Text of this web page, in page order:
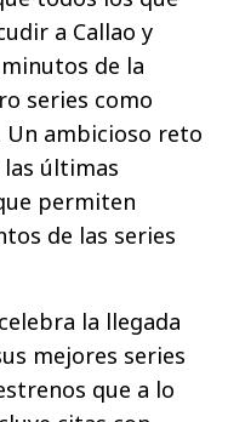
a Callao y
de la
series como
Un ambicioso reto
últimas
permiten
de las series
la llegada
mejores series
que a lo